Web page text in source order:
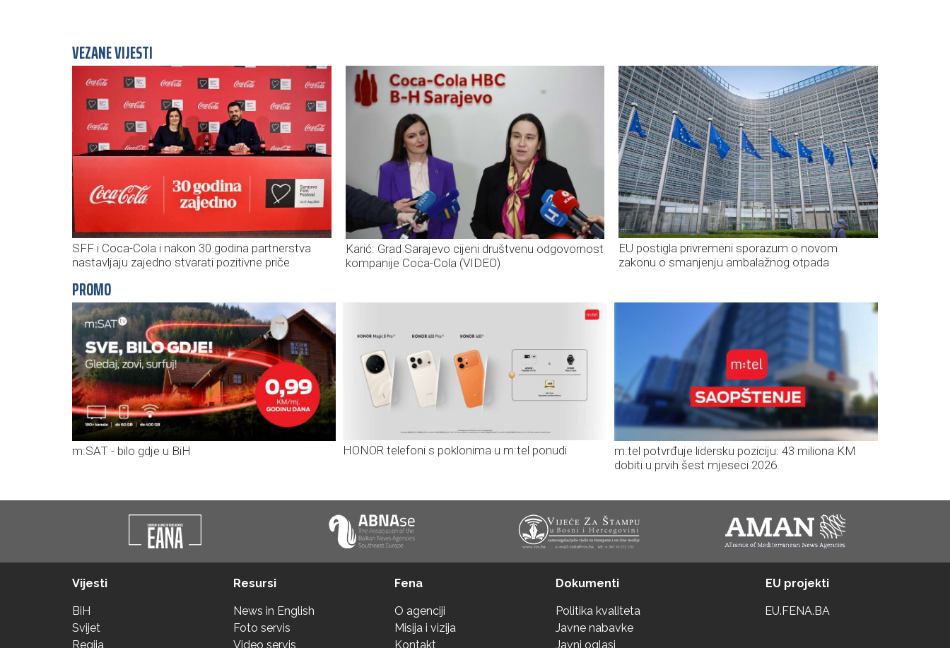
VEZANE VIJESTI
SFF i Coca-Cola i nakon 30 godina partnerstva
nastavljaju zajedno stvarati pozitivne priče
Karić: Grad Sarajevo cijeni društvenu odgovornost
kompanije Coca-Cola (VIDEO)
EU postigla privremeni sporazum o novom
zakonu o smanjenju ambalažnog otpada
PROMO
m:SAT - bilo gdje u BiH HONOR telefoni s poklonima u m:tel ponudi
m:tel potvrđuje lidersku poziciju: 43 miliona KM
dobiti u prvih šest mjeseci 2026.
Vijesti
BiH
Svijet
Regija
Resursi
News in English
Foto servis
Video servis
Fena
O agenciji
Misija i vizija
Kontakt
Dokumenti
Politika kvaliteta
Javne nabavke
Javni oglasi
EU projekti
EU.FENA.BA